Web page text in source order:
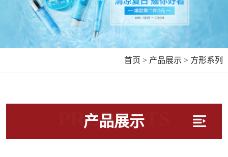
首页 > 产品展示 > 方形系列
产品展示
PRODUCTS